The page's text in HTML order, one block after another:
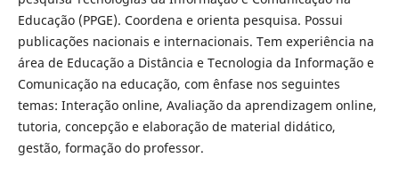
Educação (PPGE). Coordena e orienta pesquisa. Possui
publicações nacionais e internacionais. Tem experiência na
área de Educação a Distância e Tecnologia da Informação e
Comunicação na educação, com ênfase nos seguintes
temas: Interação online, Avaliação da aprendizagem online,
tutoria, concepção e elaboração de material didático,
gestão, formação do professor.